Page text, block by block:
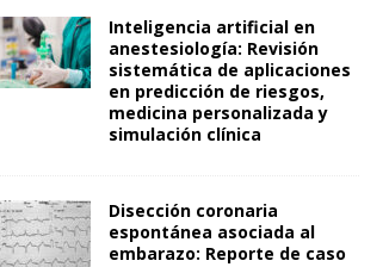
Inteligencia artificial en
anestesiología: Revisión
sistemática de aplicaciones
en predicción de riesgos,
medicina personalizada y
simulación clínica
Disección coronaria
espontánea asociada al
embarazo: Reporte de caso